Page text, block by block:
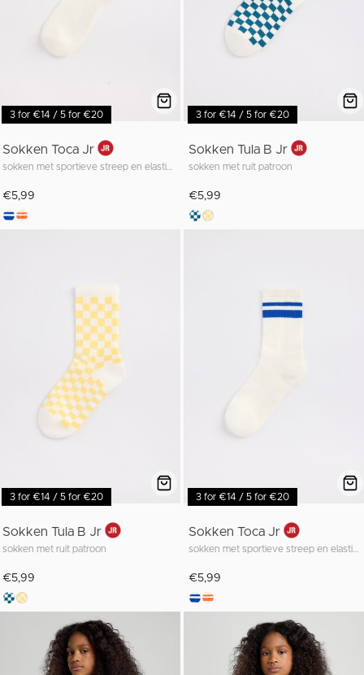
3 for €14 / 5 for €20
Sokken Toca Jr
€5,99
3 for €14 / 5 for €20
Sokken Tula B Jr
sokken met ruit patroon
€5,99
3 for €14 / 5 for €20
Sokken Tula B Jr
sokken met ruit patroon
€5,99
3 for €14 / 5 for €20
Sokken Toca Jr
€5,99